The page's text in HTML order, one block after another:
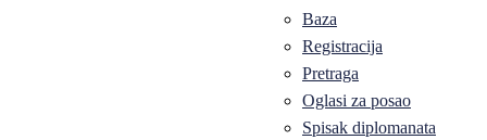
Baza
Registracija
Pretraga
Oglasi za posao
Spisak diplomanata